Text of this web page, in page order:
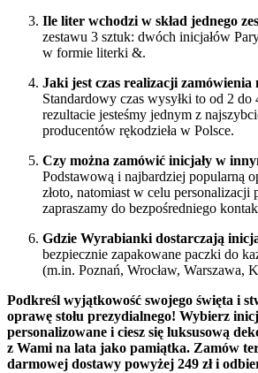
Ile liter wchodzi w skład jednego
zestawu 3 sztuk: dwóch inicjałów
w formie literki &.
Jaki jest czas realizacji zamówienia
Standardowy czas wysyłki to od 2
rezultacie jesteśmy jednym z
producentów rękodzieła w Polsce.
Czy można zamówić inicjały w
Podstawową i najbardziej popularną
złoto, natomiast w celu
zapraszamy do bezpośredniego
Gdzie Wyrabianki dostarczają
bezpiecznie zapakowane paczki do
(m.in. Poznań, Wrocław, Warszawa,
Podkreśl wyjątkowość swojego święta i
oprawę stołu prezydialnego! Wybierz
personalizowane i ciesz się luksusową
z Wami na lata jako pamiątka. Zamów
darmowej dostawy powyżej 249 zł i